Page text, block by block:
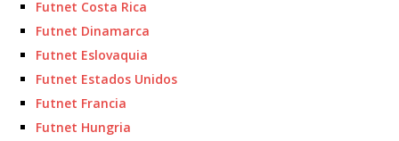
Futnet Costa Rica
Futnet Dinamarca
Futnet Eslovaquia
Futnet Estados Unidos
Futnet Francia
Futnet Hungria